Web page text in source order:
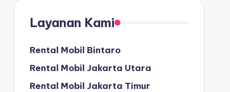
Layanan Kami
Rental Mobil Bintaro
Rental Mobil Jakarta Utara
Rental Mobil Jakarta Timur